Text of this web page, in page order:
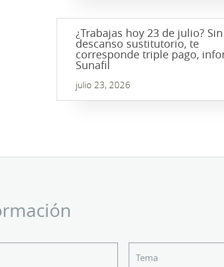
¿Trabajas hoy 23 de julio? Sin
descanso sustitutorio, te
corresponde triple pago,
Sunafil
julio 23, 2026